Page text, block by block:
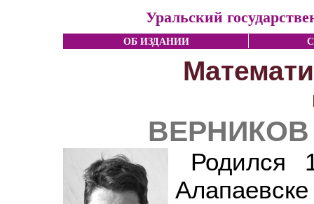
Уральский
ОБ ИЗДАНИИ
ВЕРНИКОВ
Родился